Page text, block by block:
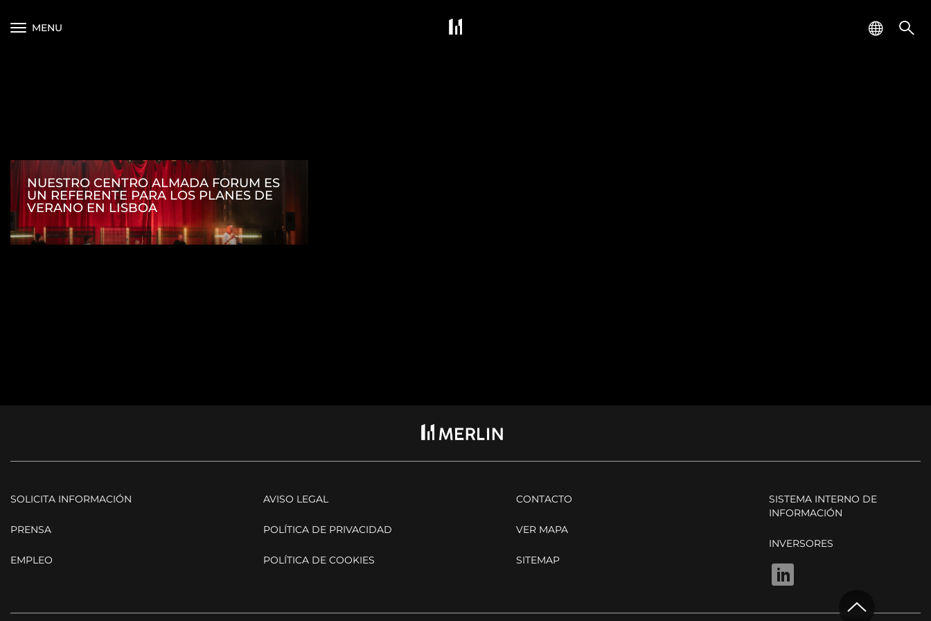
MENU
NUESTRO CENTRO ALMADA FORUM ES
UN REFERENTE PARA LOS PLANES DE
VERANO EN LISBOA
SOLICITA INFORMACIÓN
PRENSA
EMPLEO
AVISO LEGAL
POLÍTICA DE PRIVACIDAD
POLÍTICA DE COOKIES
CONTACTO
VER MAPA
SITEMAP
SISTEMA INTERNO DE
INFORMACIÓN
INVERSORES
LINKEDIN